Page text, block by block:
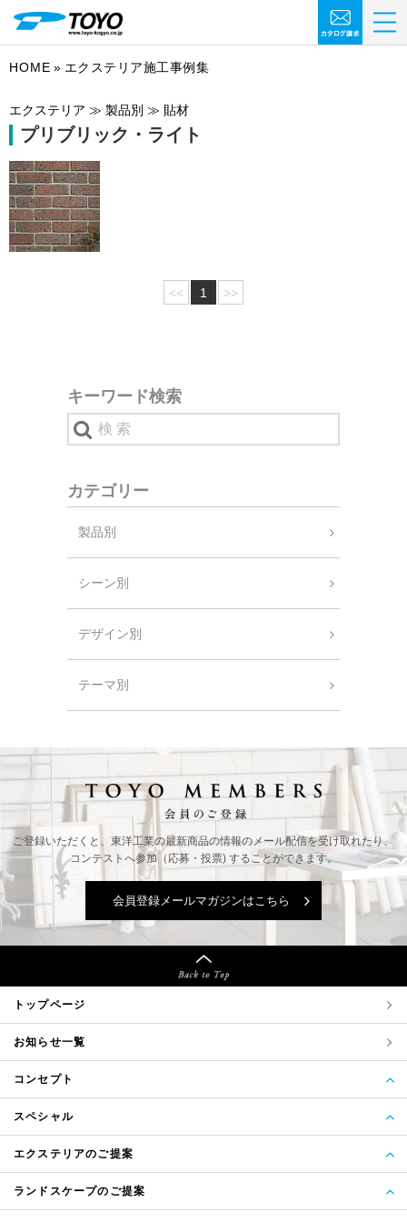
HOME エクステリア施工事例集
エクステリア ≫ 製品別 ≫ 貼材
プリブリック・ライト
<< 1 >>
キーワード検索
カテゴリー
製品別
シーン別
デザイン別
テーマ別
ご登録いただくと、東洋工業の最新商品の情報のメール配信を受け取れたり、
コンテストへ参加（応募・投票) することができます。
会員登録メールマガジンはこちら
トップページ
お知らせ一覧
コンセプト
スペシャル
エクステリアのご提案
ランドスケープのご提案